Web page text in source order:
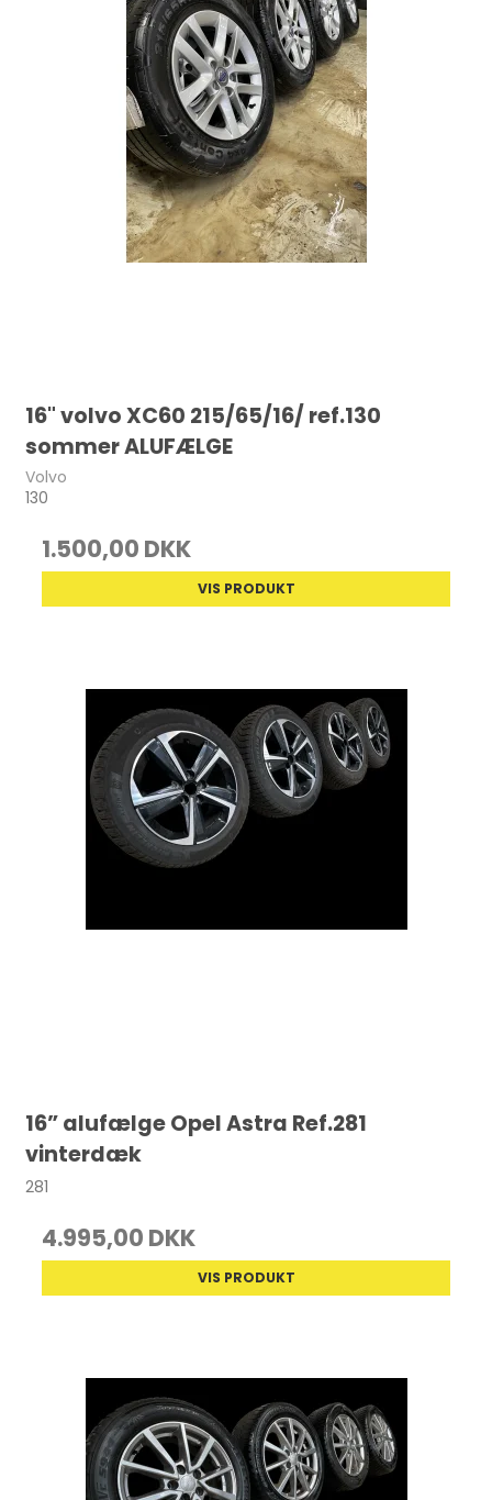
16" volvo XC60 215/65/16/ ref.130
sommer ALUFÆLGE
Volvo
130
1.500,00 DKK
VIS PRODUKT
16” alufælge Opel Astra Ref.281
vinterdæk
281
4.995,00 DKK
VIS PRODUKT